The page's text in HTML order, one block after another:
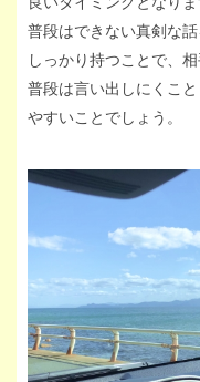
普段はできない真剣な
しっかり持つことで、
普段は言い出しにくこ
やすいことでしょう。